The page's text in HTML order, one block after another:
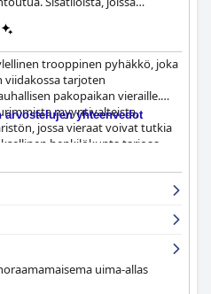
ulkouima-altaaseen ja
tämä hotelli tekee
trooppinen pyhäkkö, joka
viidakossa tarjoten
pakopaikan vieraille.
myyntivalteista,
jossa vieraat voivat tutkia
henkilökunta tarjoaa
vieraita heidän
tarpeestaan. Tiimi
ja ammattitaidostaan,
Tiniä, heidän
Kaiken kaikkiaan
COMO
palvelulla.
yhteenvedot
uima-allas